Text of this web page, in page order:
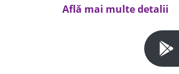
Află mai multe detalii